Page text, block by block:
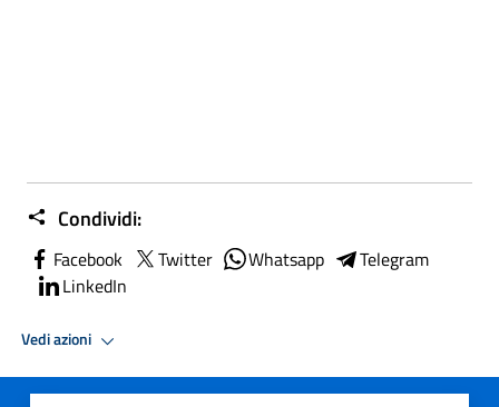
Condividi:
Facebook Twitter Whatsapp
Telegram
LinkedIn
Vedi azioni